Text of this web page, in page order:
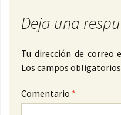
Deja una
Tu dirección de correo
Los campos
Comentario *